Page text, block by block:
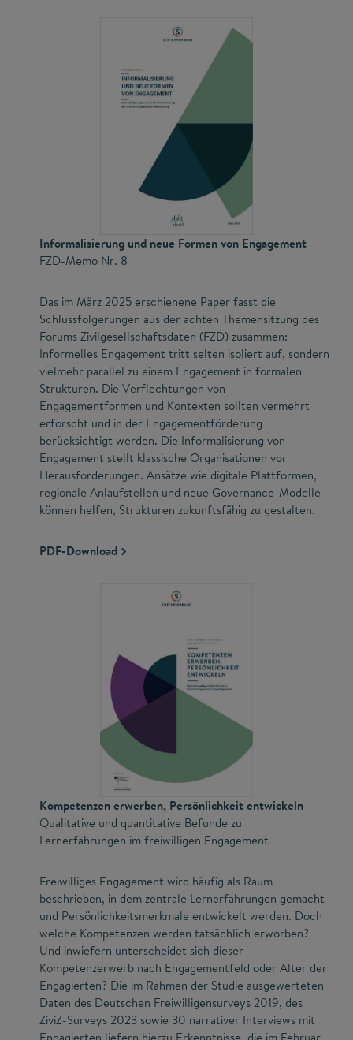
Informalisierung und neue Formen von Engagement
FZD-Memo Nr. 8
Das im März 2025 erschienene Paper fasst die
Schlussfolgerungen aus der achten Themensitzung des
Forums Zivilgesellschaftsdaten (FZD) zusammen:
Informelles Engagement tritt selten isoliert auf, sondern
vielmehr parallel zu einem Engagement in formalen
Strukturen. Die Verflechtungen von
Engagementformen und Kontexten sollten vermehrt
erforscht und in der Engagementförderung
berücksichtigt werden. Die Informalisierung von
Engagement stellt klassische Organisationen vor
Herausforderungen. Ansätze wie digitale Plattformen,
regionale Anlaufstellen und neue Governance-Modelle
können helfen, Strukturen zukunftsfähig zu gestalten.
PDF-Download
Kompetenzen erwerben, Persönlichkeit entwickeln
Qualitative und quantitative Befunde zu
Lernerfahrungen im freiwilligen Engagement
Freiwilliges Engagement wird häufig als Raum
beschrieben, in dem zentrale Lernerfahrungen gemacht
und Persönlichkeitsmerkmale entwickelt werden. Doch
welche Kompetenzen werden tatsächlich erworben?
Und inwiefern unterscheidet sich dieser
Kompetenzerwerb nach Engagementfeld oder Alter der
Engagierten? Die im Rahmen der Studie ausgewerteten
Daten des Deutschen Freiwilligensurveys 2019, des
ZiviZ-Surveys 2023 sowie 30 narrativer Interviews mit